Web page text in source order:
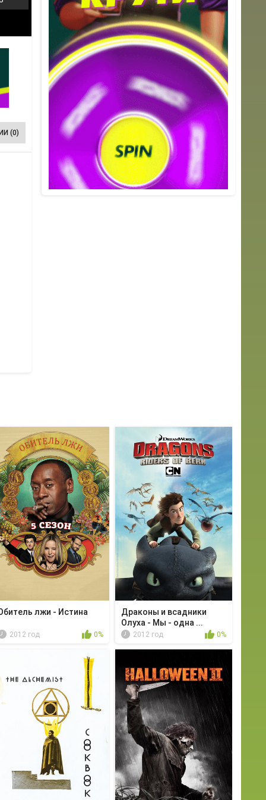
(0)
лжи - Истина
2012 год 0%
Драконы и всадники
Олуха - Мы - одна ...
2012 год 0%